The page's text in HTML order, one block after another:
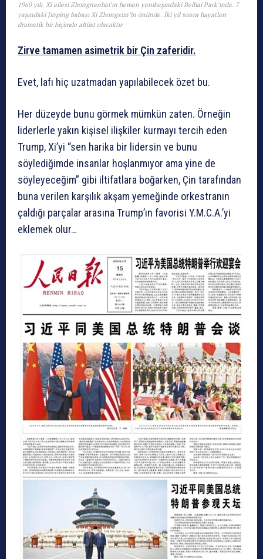
1960 yılı. Xi ailesi Zhongnanhai’ın hemen yanıbaşındaki Beihai Park’ında. 7
yaşındaki Jinping babası Xi Zhongxun’in önünde. İki yıl sonra hayatları
dramatik bir biçimde altüst olacaktır
Zirve tamamen asimetrik bir Çin zaferidir.
Evet, lafı hiç uzatmadan yapılabilecek özet bu.
Her düzeyde bunu görmek mümkün zaten. Örneğin
liderlerle yakın kişisel ilişkiler kurmayı tercih eden
Trump, Xi’yi “sen harika bir lidersin ve bunu
söylediğimde insanlar hoşlanmıyor ama yine de
söyleyeceğim” gibi iltifatlara boğarken, Çin tarafından
buna verilen karşılık akşam yemeğinde orkestranın
çaldığı parçalar arasına Trump’ın favorisi Y.M.C.A.’yi
eklemek olur…